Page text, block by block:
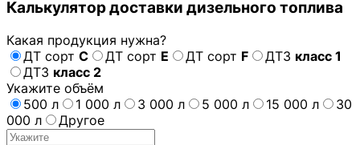
Калькулятор доставки дизельного топлива
Какая продукция нужна?
ДТ сорт С ДТ сорт E ДТ сорт F ДТЗ класс 1
ДТЗ класс 2
Укажите объём
500 л
1 000 л 3 000 л 5 000 л 15 000 л
30
000 л
Другое